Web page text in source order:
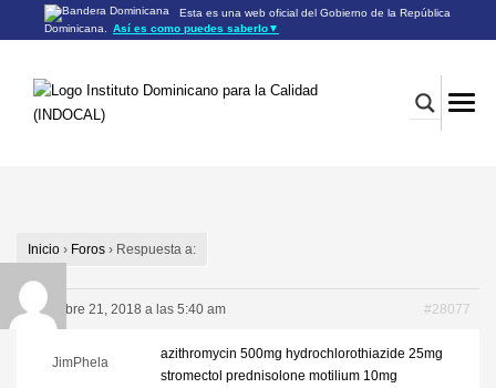
Esta es una web oficial del Gobierno de la República
Dominicana.
Así es como puedes saberlo▼
Los sitios web oficiales utilizan .gob.do o .gov.do
Los sitios web oficiales .gob.do o .gov.do seguros utilizan
HTTPS
Inicio › Foros › Respuesta a:
diciembre 21, 2018 a las 5:40 am #28077
JimPhela
azithromycin 500mg hydrochlorothiazide 25mg
stromectol prednisolone motilium 10mg